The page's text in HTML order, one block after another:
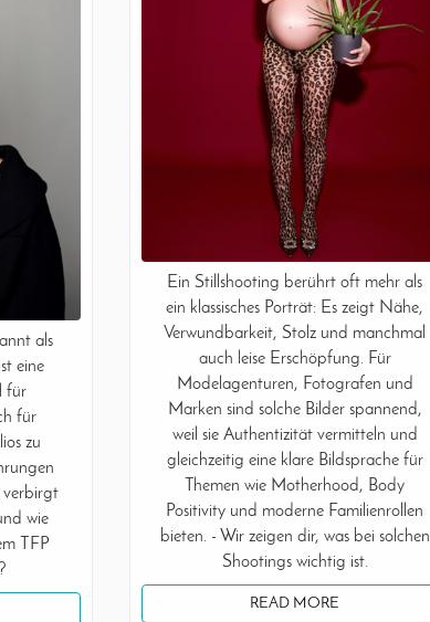
Ein Stillshooting berührt oft mehr als
ein klassisches Porträt: Es zeigt Nähe,
Verwundbarkeit, Stolz und manchmal
auch leise Erschöpfung. Für
Modelagenturen, Fotografen und
Marken sind solche Bilder spannend,
weil sie Authentizität vermitteln und
gleichzeitig eine klare Bildsprache für
Themen wie Motherhood, Body
Positivity und moderne Familienrollen
bieten. - Wir zeigen dir, was bei solchen
Shootings wichtig ist.
READ MORE
als
eine
für
für
zu
verbirgt
wie
TFP